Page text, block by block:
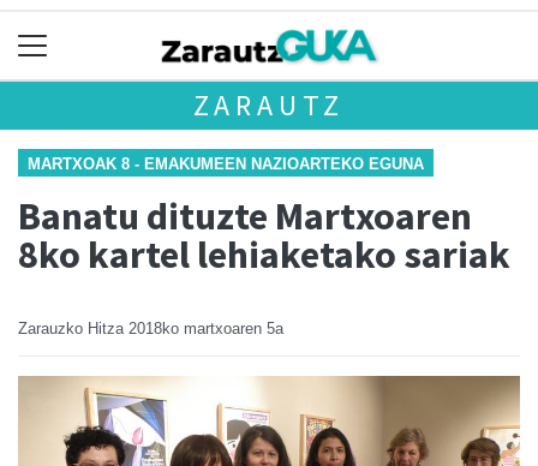
ZARAUTZ
MARTXOAK 8 - EMAKUMEEN NAZIOARTEKO EGUNA
Banatu dituzte Martxoaren
8ko kartel lehiaketako sariak
Zarauzko Hitza 2018ko martxoaren 5a